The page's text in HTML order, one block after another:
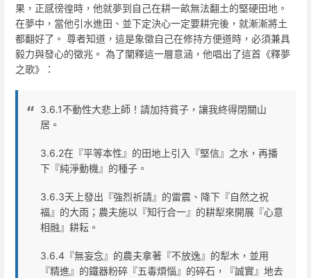
果，正感徬徨時，他就夢到自己在耕一畝無法翻土的堅硬田地。
在夢中，當他引水進田、並下定決心一定要耕完後，就漸漸將土
都翻好了。 尊者知道，這是象徵自己在修持方便道時，必須兼具
毅力與發心的徵兆。 為了闡釋這一層意涵，他唱出了這首《釋夢
之歌》：
3.6.1不動性大悲上師！請加持貧子，讓我終得閉關山
居。
3.6.2在『平等本性』的田地上引入『堅信』之水，再播
下『純淨動機』的種子。
3.6.3天上發出『強烈祈請』的雷震、降下『自然之祝
福』的大雨；農夫施以『知行合一』的耕犁來開展『心意
相融』耕耘。
3.6.4『無妄念』的農夫拿著『不放逸』的犁木，並用
『精進』的鐵器粉碎『五毒煩惱』的碎石，『誠實』地去